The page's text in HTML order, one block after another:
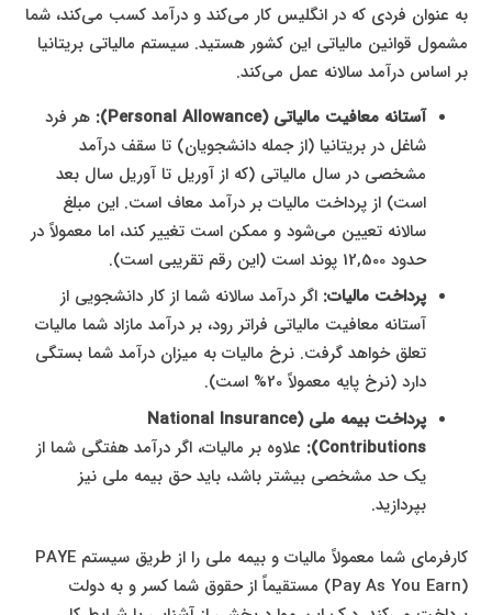
به عنوان فردی که در انگلیس کار می‌کند و درآمد کسب می‌کند، شما
مشمول قوانین مالیاتی این کشور هستید. سیستم مالیاتی بریتانیا
بر اساس درآمد سالانه عمل می‌کند.
آستانه معافیت مالیاتی (Personal Allowance):
هر فرد
شاغل در بریتانیا (از جمله دانشجویان) تا سقف درآمد
مشخصی در سال مالیاتی (که از آوریل تا آوریل سال بعد
است) از پرداخت مالیات بر درآمد معاف است. این مبلغ
سالانه تعیین می‌شود و ممکن است تغییر کند، اما معمولاً در
حدود 12,500 پوند است (این رقم تقریبی است).
پرداخت مالیات: اگر درآمد سالانه شما از کار دانشجویی از
آستانه معافیت مالیاتی فراتر رود، بر درآمد مازاد شما مالیات
تعلق خواهد گرفت. نرخ مالیات به میزان درآمد شما بستگی
دارد (نرخ پایه معمولاً 20% است).
پرداخت بیمه ملی (National Insurance
Contributions):
علاوه بر مالیات، اگر درآمد هفتگی شما از
یک حد مشخصی بیشتر باشد، باید حق بیمه ملی نیز
بپردازید.
کارفرمای شما معمولاً مالیات و بیمه ملی را از طریق سیستم PAYE
(Pay As You Earn) مستقیماً از حقوق شما کسر و به دولت